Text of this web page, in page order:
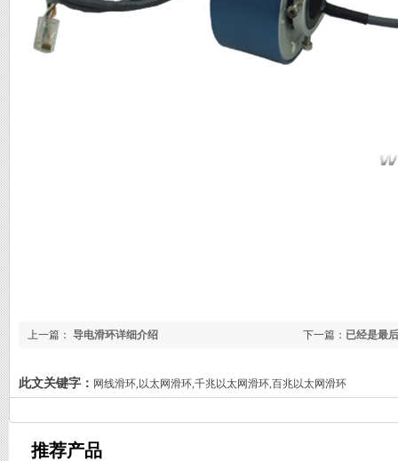
下一篇： 已经是最
上一篇： 导电滑环详细介绍
此文关键字： 网线滑环,以太网滑环,千兆以太网滑环,百兆以太网滑环
推荐产品